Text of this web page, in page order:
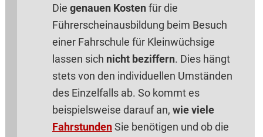
Die genauen Kosten für die
Führerscheinausbildung beim Besuch
einer Fahrschule für Kleinwüchsige
lassen sich nicht beziffern. Dies hängt
stets von den individuellen Umständen
des Einzelfalls ab. So kommt es
beispielsweise darauf an, wie viele
FahrstundenSie benötigen und ob die